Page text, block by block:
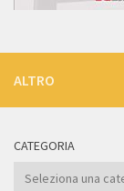
ALTRO
CATEGORIA
Categoria